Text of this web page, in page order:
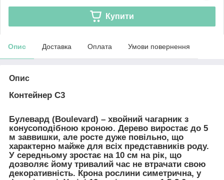
Купити
Опис Доставка Оплата Умови повернення
Опис
Контейнер С3
Булевард (Boulevard) – хвойний чагарник з
конусоподібною кроною. Дерево виростає до 5
м заввишки, але росте дуже повільно, що
характерно майже для всіх представників роду.
У середньому зростає на 10 см на рік, що
дозволяє йому тривалий час не втрачати свою
декоративність. Крона рослини симетрична, у